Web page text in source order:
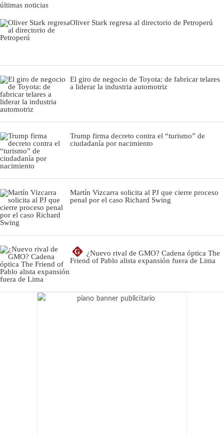
últimas noticias
Oliver Stark regresa al directorio de Petroperú
El giro de negocio de Toyota: de fabricar telares
a liderar la industria automotriz
Trump firma decreto contra el “turismo” de
ciudadanía por nacimiento
Martín Vizcarra solicita al PJ que cierre proceso
penal por el caso Richard Swing
G
¿Nuevo rival de GMO? Cadena óptica The
Friend of Pablo alista expansión fuera de Lima